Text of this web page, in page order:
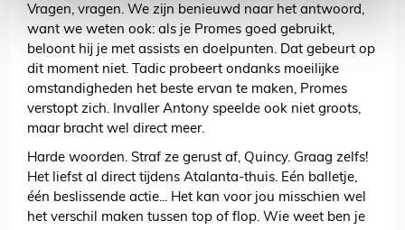
Vragen, vragen. We zijn benieuwd naar het antwoord,
want we weten ook: als je Promes goed gebruikt,
beloont hij je met assists en doelpunten. Dat gebeurt op
dit moment niet. Tadic probeert ondanks moeilijke
omstandigheden het beste ervan te maken, Promes
verstopt zich. Invaller Antony speelde ook niet groots,
maar bracht wel direct meer.
Harde woorden. Straf ze gerust af, Quincy. Graag zelfs!
Het liefst al direct tijdens Atalanta-thuis. Eén balletje,
één beslissende actie... Het kan voor jou misschien wel
het verschil maken tussen top of flop. Wie weet ben je